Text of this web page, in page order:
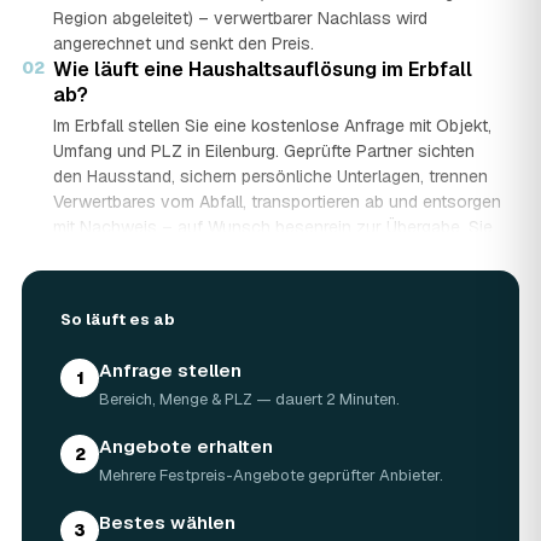
Region abgeleitet) – verwertbarer Nachlass wird
angerechnet und senkt den Preis.
02 Wie läuft eine Haushaltsauflösung im Erbfall
ab?
Im Erbfall stellen Sie eine kostenlose Anfrage mit Objekt,
Umfang und PLZ in Eilenburg. Geprüfte Partner sichten
den Hausstand, sichern persönliche Unterlagen, trennen
Verwertbares vom Abfall, transportieren ab und entsorgen
mit Nachweis – auf Wunsch besenrein zur Übergabe. Sie
Ruhe, gerade wenn mehrere Erben beteiligt sind.
angerechnet?
Ja. Antiquitäten, Möbel, Schmuck und ganze Sammlungen
aus dem Nachlass werden fachkundig begutachtet und
auf den Preis angerechnet. Bei wertvollem Hausstand
kann die Haushaltsauflösung in Eilenburg dadurch nahezu
kostenneutral werden – in Einzelfällen bis hin zu
Nullkosten.
Wie lange dauert eine Haushaltsauflösung in
So läuft es ab
1 Anfrage stellen
Bereich, Menge & PLZ — dauert 2 Minuten.
2 Angebote erhalten
Mehrere Festpreis-Angebote geprüfter Anbieter.
3 Bestes wählen